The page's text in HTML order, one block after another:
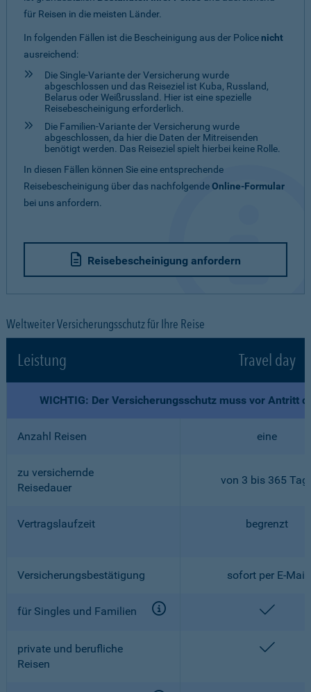
für Reisen in die meisten Länder.
In folgenden Fällen ist die Bescheinigung aus der Police nicht
ausreichend:
Die Single-Variante der Versicherung wurde
abgeschlossen und das Reiseziel ist Kuba, Russland,
Belarus oder Weißrussland. Hier ist eine spezielle
Reisebescheinigung erforderlich.
Die Familien-Variante der Versicherung wurde
abgeschlossen, da hier die Daten der Mitreisenden
benötigt werden. Das Reiseziel spielt hierbei keine Rolle.
In diesen Fällen können Sie eine entsprechende
Reisebescheinigung über das nachfolgendeOnline-Formular
bei uns anfordern.
Reisebescheinigung anfordern
Weltweiter Versicherungsschutz für Ihre Reise
Leistung Travel day
WICHTIG: Der Versicherungsschutz muss vor Antritt
Anzahl Reisen eine
zu versichernde
Reisedauer
von 3 bis 365
Vertragslaufzeit begrenzt
Versicherungsbestätigung sofort per E-Mail
für Singles und Familien
private und berufliche
Reisen